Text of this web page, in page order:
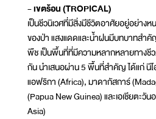
- เขตร้อน (TROPICAL)
เป็นชีวนิเวศที่มีสิ่งมีชีวิตอาศัยอยู่อย่าง
ของป่า แสงแดดและน้ำฝนมีบทบาทสำ
พืช เป็นพื้นที่ที่มีความหลากหลายทางชี
กัน นำเสนอผ่าน 5 พื้นที่สำคัญ ได้แก่ นี
แอฟริกา (Africa), มาดากัสการ์
(Papua New Guinea) และเอเชียตะวั
Asia)